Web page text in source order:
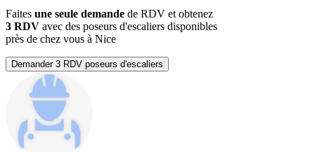
Faites une seule demande de RDV et obtenez
3 RDV avec des poseurs d'escaliers disponibles
près de chez vous à Nice
Demander 3 RDV poseurs d'escaliers